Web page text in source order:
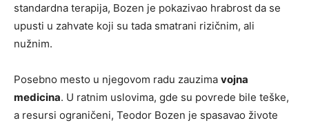
standardna terapija, Bozen je pokazivao hrabrost da se
upusti u zahvate koji su tada smatrani rizičnim, ali
nužnim.
Posebno mesto u njegovom radu zauzima vojna
medicina. U ratnim uslovima, gde su povrede bile teške,
a resursi ograničeni, Teodor Bozen je spasavao živote